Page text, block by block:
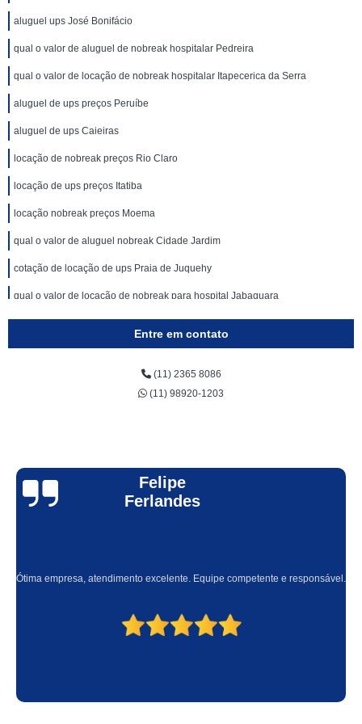
aluguel ups José Bonifácio
qual o valor de aluguel de nobreak hospitalar Pedreira
qual o valor de locação de nobreak hospitalar Itapecerica da Serra
aluguel de ups preços Peruíbe
aluguel de ups Caieiras
locação de nobreak preços Rio Claro
locação de ups preços Itatiba
locação nobreak preços Moema
qual o valor de aluguel nobreak Cidade Jardim
cotação de locação de ups Praia de Juquehy
qual o valor de locação de nobreak para hospital Jabaquara
qual o valor de nobreak locação Tucuruvi
cotação de locação ups Santa Isabel
locação de nobreak hospitalar Moema
locação de nobreak para hospital Riviera de São Lourenço
Entre em contato
(11) 2365 8086
(11) 98920-1203
Felipe
Ferlandes
Ótima empresa, atendimento excelente. Equipe competente e responsável.